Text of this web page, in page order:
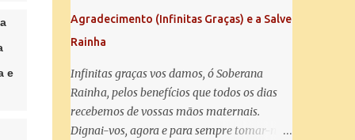
e
Agradecimento (Infinitas Graças) e a Salve
Rainha
Infinitas graças vos damos, ó Soberana
Rainha, pelos benefícios que todos os dias
recebemos de vossas mãos maternais.
Dignai-vos, agora e para sempre tomar-nos